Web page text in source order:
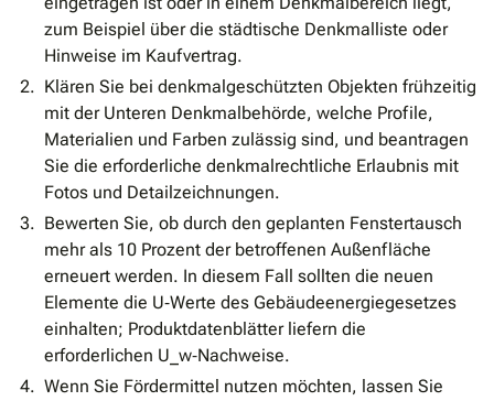
zum Beispiel über die städtische Denkmalliste oder
Hinweise im Kaufvertrag.
Klären Sie bei denkmalgeschützten Objekten frühzeitig
mit der Unteren Denkmalbehörde, welche Profile,
Materialien und Farben zulässig sind, und beantragen
Sie die erforderliche denkmalrechtliche Erlaubnis mit
Fotos und Detailzeichnungen.
Bewerten Sie, ob durch den geplanten Fenstertausch
mehr als 10 Prozent der betroffenen Außenfläche
erneuert werden. In diesem Fall sollten die neuen
Elemente die U‐Werte des Gebäudeenergiegesetzes
einhalten; Produktdatenblätter liefern die
erforderlichen U_w‐Nachweise.
Wenn Sie Fördermittel nutzen möchten, lassen Sie